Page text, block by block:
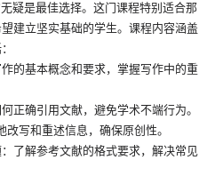
疑是最佳选择。这门课程特别适合那
建立坚实基础的学生。课程内容涵盖
的基本概念和要求，掌握写作中的重
正确引用文献，避免学术不端行为。
改写和重述信息，确保原创性。
了解参考文献的格式要求，解决常见